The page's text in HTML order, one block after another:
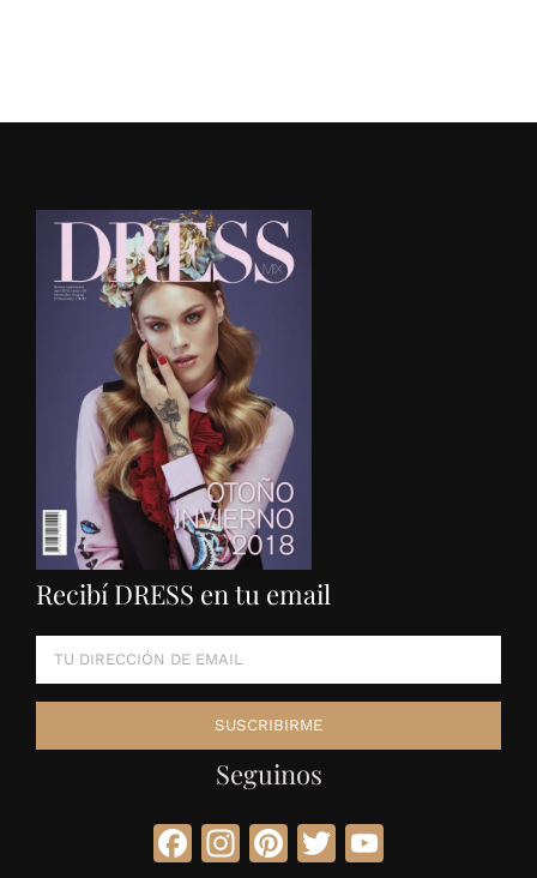
Recibí DRESS en tu email
Seguinos
Facebook
Instagram
Pinterest
Twitter